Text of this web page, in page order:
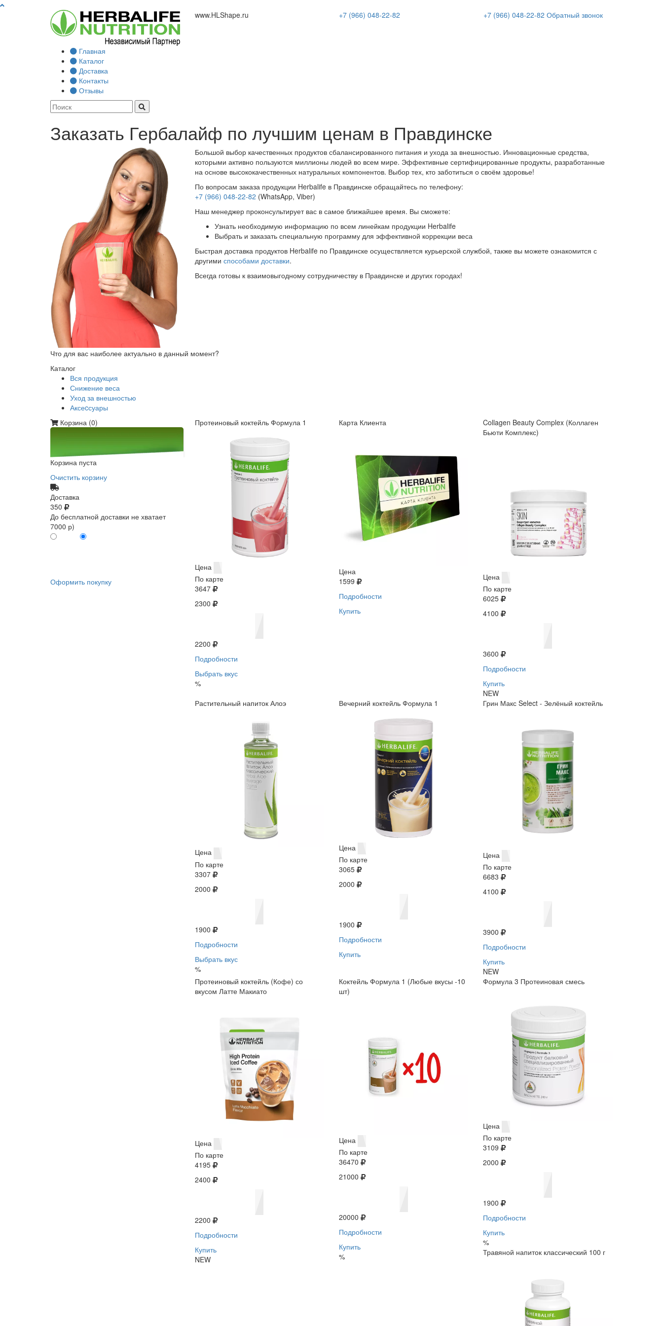
www.HLShape.ru +7 (966) 048-22-82 +7 (966) 048-22-82 Обратный звонок
Главная
Каталог
Доставка
Контакты
Отзывы
Заказать Гербалайф по лучшим ценам в Правдинске
Большой выбор качественных продуктов сбалансированного питания и ухода за внешностью. Инновационные средства,
которыми активно пользуются миллионы людей во всем мире. Эффективные сертифицированные продукты, разработанные
на основе высококачественных натуральных компонентов. Выбор тех, кто заботиться о своём здоровье!
По вопросам заказа продукции Herbalife в Правдинске обращайтесь по телефону:
+7 (966) 048-22-82 (WhatsApp, Viber)
Наш менеджер проконсультирует вас в самое ближайшее время. Вы сможете:
Узнать необходимую информацию по всем линейкам продукции Herbalife
Выбрать и заказать специальную программу для эффективной коррекции веса
Быстрая доставка продуктов Herbalife по Правдинске осуществляется курьерской службой, также вы можете ознакомится с
другими способами доставки.
Всегда готовы к взаимовыгодному сотрудничеству в Правдинске и других городах!
Что для вас наиболее актуально в данный момент?
Каталог
Вся продукция
Снижение веса
Уход за внешностью
Аксеcсуары
Корзина (0)
Корзина пуста
Очистить корзину
Доставка
350
До бесплатной доставки не хватает
7000 р)
Оформить покупку
Протеиновый коктейль Формула 1
Цена
По карте
3647
2300
2200
Подробности
Выбрать вкус
%
Карта Клиента
Цена
1599
Подробности
Купить
Collagen Beauty Complex (Коллаген
Бьюти Комплекс)
Цена
По карте
6025
4100
3600
Подробности
Купить
NEW
Растительный напиток Алоэ
Цена
По карте
3307
2000
1900
Подробности
Выбрать вкус
%
Вечерний коктейль Формула 1
Цена
По карте
3065
2000
1900
Подробности
Купить
Грин Макс Select - Зелёный коктейль
Цена
По карте
6683
4100
3900
Подробности
Купить
NEW
Протеиновый коктейль (Кофе) со
вкусом Латте Макиато
Цена
По карте
4195
2400
2200
Подробности
Купить
NEW
Коктейль Формула 1 (Любые вкусы -10
шт)
Цена
По карте
36470
21000
20000
Подробности
Купить
%
Формула 3 Протеиновая смесь
Цена
По карте
3109
2000
1900
Подробности
Купить
%
Травяной напиток классический 100 г